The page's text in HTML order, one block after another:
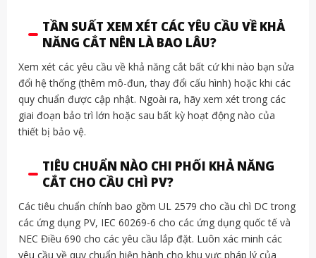
TẦN SUẤT XEM XÉT CÁC YÊU CẦU VỀ KHẢ
NĂNG CẮT NÊN LÀ BAO LÂU?
Xem xét các yêu cầu về khả năng cắt bất cứ khi nào bạn sửa
đổi hệ thống (thêm mô-đun, thay đổi cấu hình) hoặc khi các
quy chuẩn được cập nhật. Ngoài ra, hãy xem xét trong các
giai đoạn bảo trì lớn hoặc sau bất kỳ hoạt động nào của
thiết bị bảo vệ.
TIÊU CHUẨN NÀO CHI PHỐI KHẢ NĂNG
CẮT CHO CẦU CHÌ PV?
Các tiêu chuẩn chính bao gồm UL 2579 cho cầu chì DC trong
các ứng dụng PV, IEC 60269-6 cho các ứng dụng quốc tế và
NEC Điều 690 cho các yêu cầu lắp đặt. Luôn xác minh các
yêu cầu về quy chuẩn hiện hành cho khu vực pháp lý của